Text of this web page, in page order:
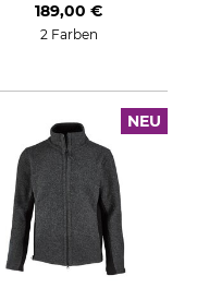
189,00 €
2 Farben
NEU